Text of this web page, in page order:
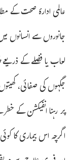
عالمی ادارۂ صحت کے
جانوروں سے انسانوں
لعاب یا فضلے کے
جگہوں کی صفائی،
پر رہنا انفیکشن کے
اگرچہ اس بیماری کا